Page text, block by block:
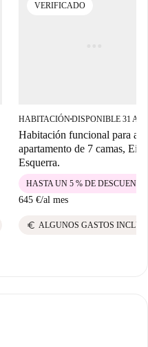
VERIFICADO
HABITACIÓN■DISPONIBLE 31
Habitación funcional para
apartamento de 7 camas,
Esquerra.
645 €/al mes
HASTA UN 5 % DE DESCUENTO
euro ALGUNOS GASTOS